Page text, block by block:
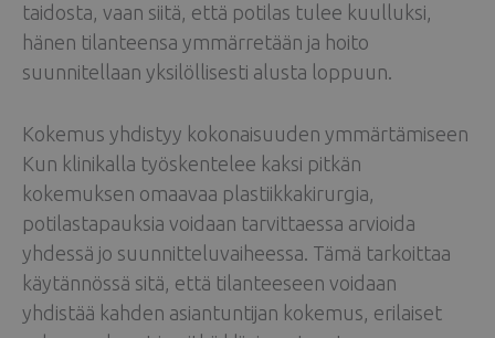
taidosta, vaan siitä, että potilas tulee kuulluksi,
hänen tilanteensa ymmärretään ja hoito
suunnitellaan yksilöllisesti alusta loppuun.
Kokemus yhdistyy kokonaisuuden ymmärtämiseen
Kun klinikalla työskentelee kaksi pitkän
kokemuksen omaavaa plastiikkakirurgia,
potilastapauksia voidaan tarvittaessa arvioida
yhdessä jo suunnitteluvaiheessa. Tämä tarkoittaa
käytännössä sitä, että tilanteeseen voidaan
yhdistää kahden asiantuntijan kokemus, erilaiset